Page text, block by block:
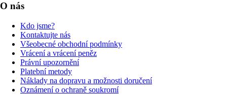
O nás
Kdo jsme?
Kontaktujte nás
Všeobecné obchodní podmínky
Vrácení a vrácení peněz
Právní upozornění
Platební metody
Náklady na dopravu a možnosti doručení
Oznámení o ochraně soukromí